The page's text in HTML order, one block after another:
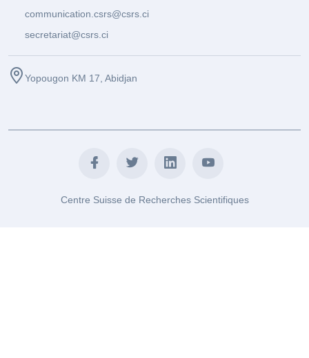
communication.csrs@csrs.ci
secretariat@csrs.ci
Yopougon KM 17, Abidjan
Centre Suisse de Recherches Scientifiques